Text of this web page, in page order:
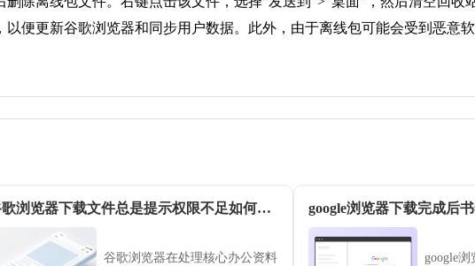
便更新谷歌浏览器和同步用户数据。此外，由于离线包可能会受到恶意
谷歌浏览器下载文件总是提示权限不足如何解决
谷歌浏览器在处理核心办公资料 google